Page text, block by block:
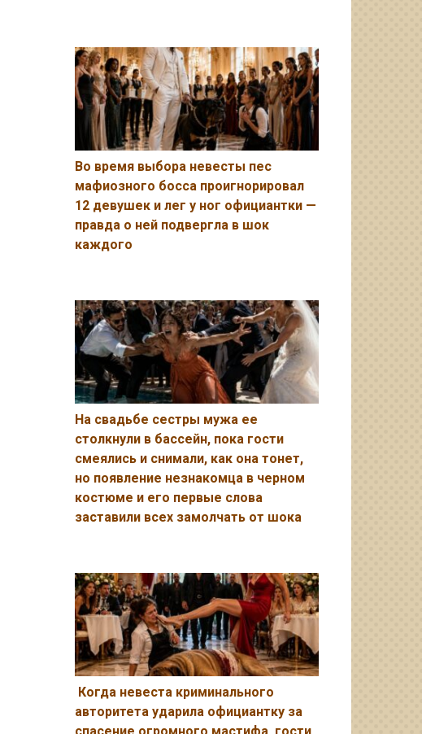
Во время выбора невесты пес
мафиозного босса проигнорировал
12 девушек и лег у ног официантки —
правда о ней подвергла в шок
каждого
На свадьбе сестры мужа ее
столкнули в бассейн, пока гости
смеялись и снимали, как она тонет,
но появление незнакомца в черном
костюме и его первые слова
заставили всех замолчать от шока
Когда невеста криминального
авторитета ударила официантку за